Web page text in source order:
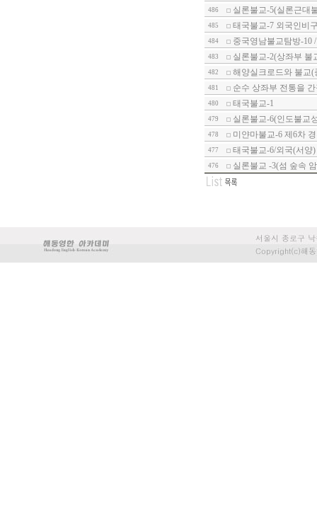
486 실론불교-5(실론근대
485 태국불교-7 외국인비
484 중국영남불교탐방-10
483 실론불교-2(상좌부 불
482 해양실크로드와 불교
481 순수 상좌부 전통을
480 태국불교-1
479 실론불교-6(인도불교
478 미얀마불교-6 제6차
477 태국불교-6/외국(서양
476 실론불교 -3(섬 숲속